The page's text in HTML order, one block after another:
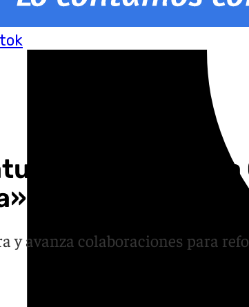
granadina a
andaluza
y avanza colaboraciones para